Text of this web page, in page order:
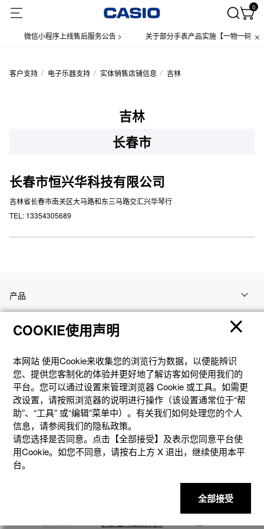
0
微信小程序上线售后服务公告 > 关于部分手表产品实施【一物一码】
客户支持 电子乐器支持 实体销售店铺信息 吉林
吉林
长春市
长春市恒兴华科技有限公司
吉林省长春市南关区大马路和东三马路交汇兴华琴行
TEL: 13354305689
产品
客户支持
资讯
社交媒体
© 2025 卡西欧（中国）贸易有限公司 CASIO(China) Co., Ltd
COOKIE使用声明
本网站 使⽤Cookie来收集您的浏览⾏为数据，以便能辨识
您、提供您客制化的体验并更好地了解访客如何使⽤我们的
平台。您可以通过设置来管理浏览器 Cookie 或⼯具。如需更
改设置，请按照浏览器的说明进⾏操作（该设置通常位于“帮
助”、“⼯具” 或“编辑”菜单中）。有关我们如何处理您的个⼈
信息，请参阅我们的隐私政策。
请您选择是否同意。点击【全部接受】及表示您同意平台使
用Cookie。如您不同意，请按右上⽅ X 退出，继续使⽤本平
台。
全部接受
沪ICP备14020594号-1